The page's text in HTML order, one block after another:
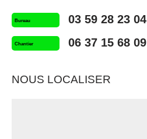
Bureau 03 59 28 23 04
Chantier 06 37 15 68 09
NOUS LOCALISER